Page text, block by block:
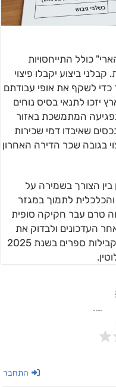
כולל התייחסויות
קבלני ביצוע יקבלו פיצוי
כדי לשקף את אופי עבודתם
יזכו לתנאי בסיס נוחים
2023, כהכרה בפגיעה המתמשכת באזור
שאיבדו דמי שכירות
בגובה שכר הדירה האחרון
בין הצורך בשמירה על
והכלכלית לתמוך במגזר
טרם עבר חקיקה סופית
העדכונים ולבדוק את
תקינות פנקסי הניהול שלהם, שכן אי-קבילות ספרים בשנת 2025
התחבר